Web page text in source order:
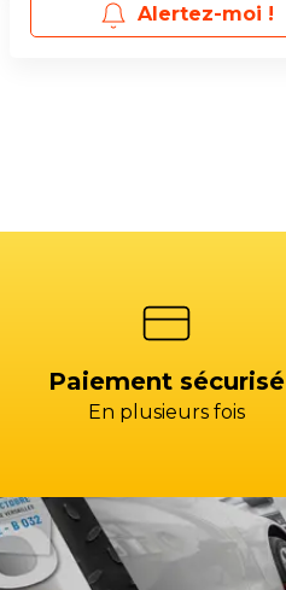
Alertez-moi !
Paiement sécurisé
En plusieurs fois